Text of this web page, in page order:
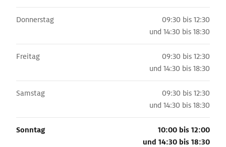
Donnerstag
09:30 bis 12:30
und 14:30 bis 18:30
Freitag
09:30 bis 12:30
und 14:30 bis 18:30
Samstag
09:30 bis 12:30
und 14:30 bis 18:30
Sonntag
10:00 bis 12:00
und 14:30 bis 18:30